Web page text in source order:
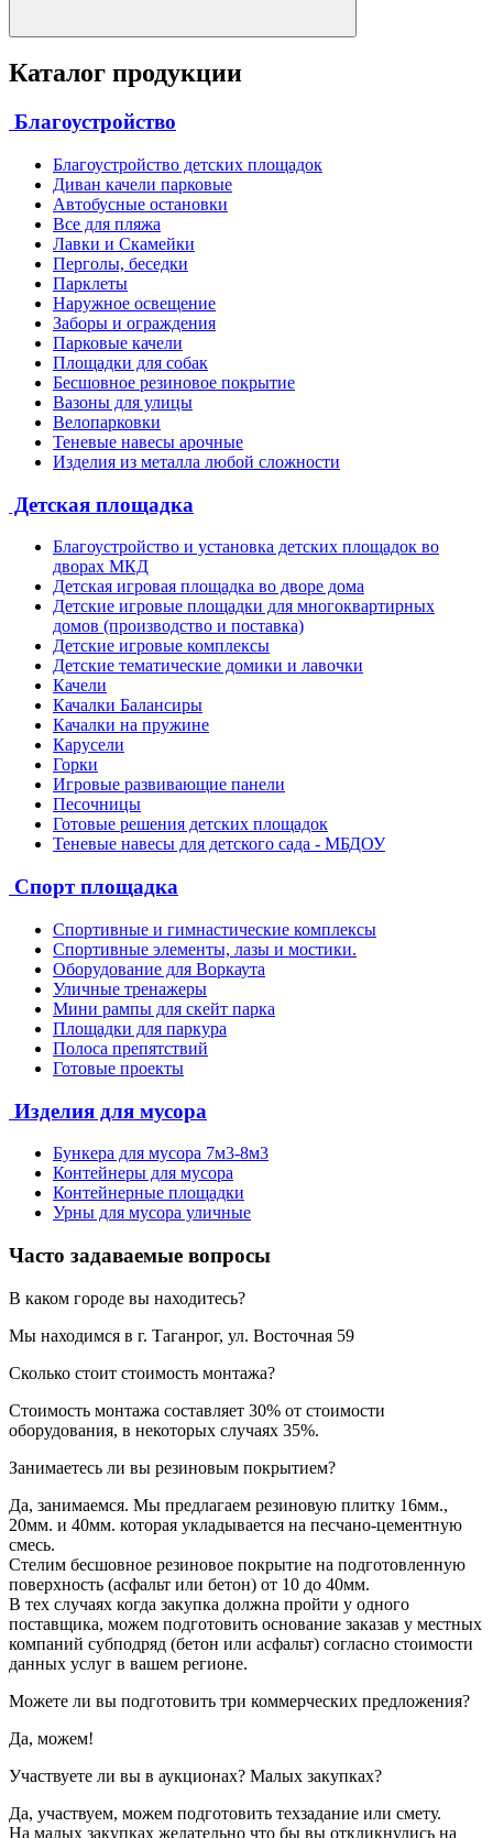
Каталог продукции
Благоустройство
Благоустройство детских площадок
Диван качели парковые
Автобусные остановки
Все для пляжа
Лавки и Скамейки
Перголы, беседки
Парклеты
Наружное освещение
Заборы и ограждения
Парковые качели
Площадки для собак
Бесшовное резиновое покрытие
Вазоны для улицы
Велопарковки
Теневые навесы арочные
Изделия из металла любой сложности
Детская площадка
Благоустройство и установка детских площадок во
дворах МКД
Детская игровая площадка во дворе дома
Детские игровые площадки для многоквартирных
домов (производство и поставка)
Детские игровые комплексы
Детские тематические домики и лавочки
Качели
Качалки Балансиры
Качалки на пружине
Карусели
Горки
Игровые развивающие панели
Песочницы
Готовые решения детских площадок
Теневые навесы для детского сада - МБДОУ
Спорт площадка
Спортивные и гимнастические комплексы
Спортивные элементы, лазы и мостики.
Оборудование для Воркаута
Уличные тренажеры
Мини рампы для скейт парка
Площадки для паркура
Полоса препятствий
Готовые проекты
Изделия для мусора
Бункера для мусора 7м3-8м3
Контейнеры для мусора
Контейнерные площадки
Урны для мусора уличные
Часто задаваемые вопросы
В каком городе вы находитесь?
Мы находимся в г. Таганрог, ул. Восточная 59
Сколько стоит стоимость монтажа?
Стоимость монтажа составляет 30% от стоимости
оборудования, в некоторых случаях 35%.
Занимаетесь ли вы резиновым покрытием?
Да, занимаемся. Мы предлагаем резиновую плитку 16мм.,
20мм. и 40мм. которая укладывается на песчано-цементную
смесь.
Стелим бесшовное резиновое покрытие на подготовленную
поверхность (асфальт или бетон) от 10 до 40мм.
В тех случаях когда закупка должна пройти у одного
поставщика, можем подготовить основание заказав у местных
компаний субподряд (бетон или асфальт) согласно стоимости
данных услуг в вашем регионе.
Можете ли вы подготовить три коммерческих предложения?
Да, можем!
Участвуете ли вы в аукционах? Малых закупках?
Да, участвуем, можем подготовить техзадание или смету.
На малых закупках желательно что бы вы откликнулись на